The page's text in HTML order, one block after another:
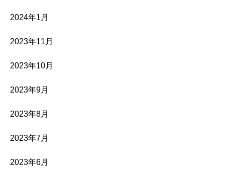
2024年1月
2023年11月
2023年10月
2023年9月
2023年8月
2023年7月
2023年6月